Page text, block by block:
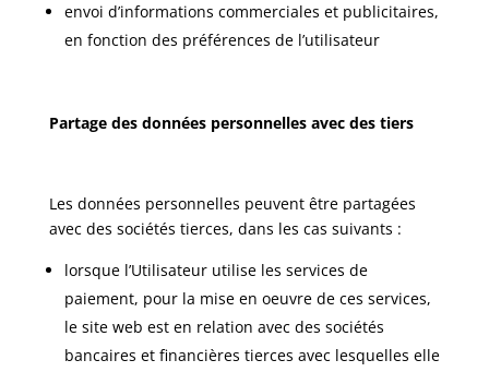
envoi d’informations commerciales et publicitaires,
en fonction des préférences de l’utilisateur
Partage des données personnelles avec des tiers
Les données personnelles peuvent être partagées
avec des sociétés tierces, dans les cas suivants :
lorsque l’Utilisateur utilise les services de
paiement, pour la mise en oeuvre de ces services,
le site web est en relation avec des sociétés
bancaires et financières tierces avec lesquelles elle